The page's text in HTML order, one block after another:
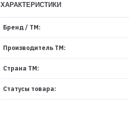
ХАРАКТЕРИСТИКИ
Бренд / ТМ:
Производитель ТМ:
Страна ТМ:
Статусы товара: